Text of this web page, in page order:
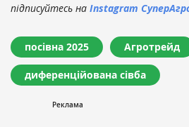
підписуйтесь на Instagram
посівна 2025 Агротрейд
диференційована сівба